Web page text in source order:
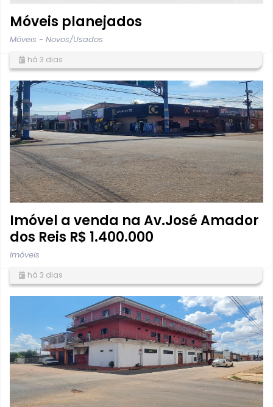
Móveis planejados
Móveis - Novos/Usados
há 3 dias
Imóvel a venda na Av.José Amador
dos Reis R$ 1.400.000
Imóveis
há 3 dias